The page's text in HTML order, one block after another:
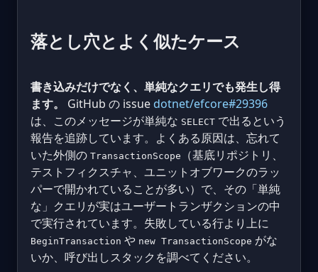
落とし穴とよく似たケース
書き込みだけでなく、単純なクエリでも発生し得
ます。
GitHub の issue dotnet/efcore#29396
は、このメッセージが単純な SELECT で出るという
報告を追跡しています。よくある原因は、忘れて
いた外側の TransactionScope
（基底リポジトリ、
テストフィクスチャ、ユニットオブワークのラッ
パーで開かれていることが多い）で、その「単純
な」クエリが実はユーザートランザクションの中
で実行されています。失敗している行より上に
BeginTransaction や new TransactionScope がな
いか、呼び出しスタックを調べてください。